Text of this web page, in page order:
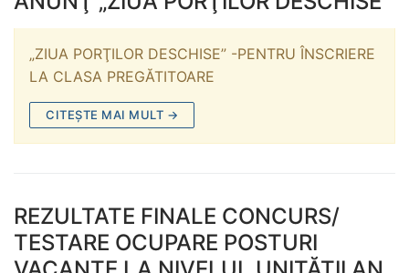
„ZIUA PORŢILOR DESCHISE” -PENTRU ÎNSCRIERE
LA CLASA PREGĂTITOARE
CITEȘTE MAI MULT →
REZULTATE FINALE CONCURS/
TESTARE OCUPARE POSTURI